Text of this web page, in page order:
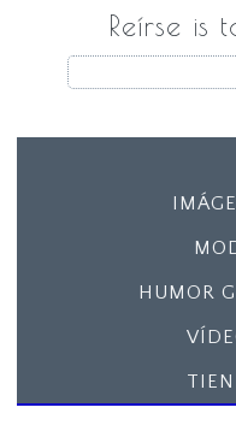
Reírse is
HUMOR